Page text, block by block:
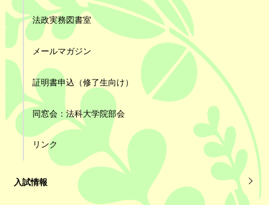
法政実務図書室
メールマガジン
証明書申込（修了生向け）
同窓会：法科大学院部会
リンク
入試情報